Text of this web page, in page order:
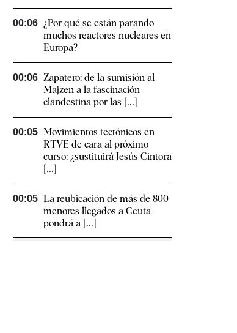
00:06 ¿Por qué se están parando
muchos reactores nucleares en
Europa?
00:06 Zapatero: de la sumisión al
Majzen a la fascinación
clandestina por las [...]
00:05 Movimientos tectónicos en
RTVE de cara al próximo
curso: ¿sustituirá Jesús Cintora
[...]
00:05 La reubicación de más de 800
menores llegados a Ceuta
pondrá a [...]